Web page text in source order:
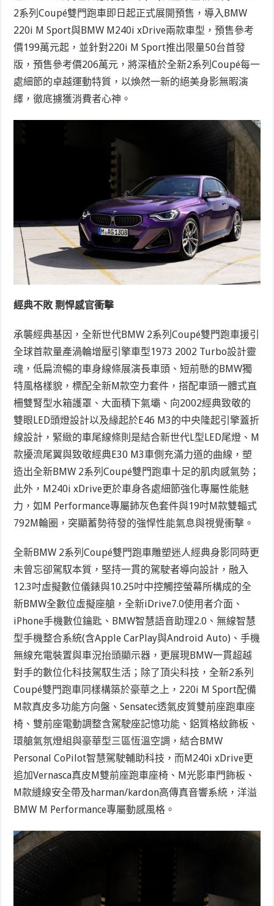
2系列Coupé雙門跑車即日起正式展開預售，導入BMW
220i M Sport與BMW M240i xDrive兩款車型，預售參考
價199萬元起，並針對220i M Sport推出限量50台首發
版，預售參考價206萬元，將深植於全新2系列Coupé每一
處細節的卓越運動特質，以煥然一新的絕美身影無暇演
繹，徹底擄獲消費者心神。
經典不敗 剽悍感官衝擊
承襲經典基因，全新世代BMW 2系列Coupé雙門跑車援引
全球首款量產渦輪增壓引擎車型1973 2002 Turbo設計靈
魂，低扁流暢的車身線條展演長車頭、短前懸的BMW獨
特風格樣貌，標配全新M款空力套件，搭配車頭一體式直
柵雙腎型水箱護罩、大面積下氣壩、向2002經典致敬的
雙眼LED頭燈設計以及緣起於E46 M3的中央隆起引擎蓋折
線設計，緊緻的車尾線條則是結合新世代L型LED尾燈、M
款擾流尾翼與致敬經典E30 M3車側充滿力道的曲線，塑
造出全新BMW 2系列Coupé雙門跑車十足的肌肉感氣勢；
此外，M240i xDrive更於車身各處細節強化專屬性能魅
力，如M Performance專屬鈰灰色套件與19吋M款雙輻式
792M輪圈，突顯蓄勢待發的強悍性能氣息與視覺衝擊。
全新BMW 2系列Coupé雙門跑車雕塑迷人經典身影同時更
未曾忘卻駕馭本質，堅持一貫的駕駛者導向設計，融入
12.3吋虛擬數位儀錶與10.25吋中控觸控螢幕所構成的全
新BMW全數位虛擬座艙，全新iDrive7.0使用者介面、
iPhone手機數位鑰匙、BMW智慧語音助理2.0、無線智慧
型手機整合系統(含Apple CarPlay與Android Auto)、手機
無線充電裝置與車況抬頭顯示器，更展現BMW一貫超越
對手的數位化科技駕馭生活；除了頂尖科技，全新2系列
Coupé雙門跑車同樣構築於豪華之上，220i M Sport配備
M款真皮多功能方向盤、Sensatec透氣皮質雙前座跑車座
椅、雙前座電動調整含駕駛座記憶功能、鋁質格紋飾板、
環艙氣氛燈組與豪華型三區恆溫空調，結合BMW
Personal CoPilot智慧駕駛輔助科技，而M240i xDrive更
追加Vernasca真皮M雙前座跑車座椅、M光影車門飾板、
M款縫線安全帶及harman/kardon高傳真音響系統，洋溢
BMW M Performance專屬動感風格。